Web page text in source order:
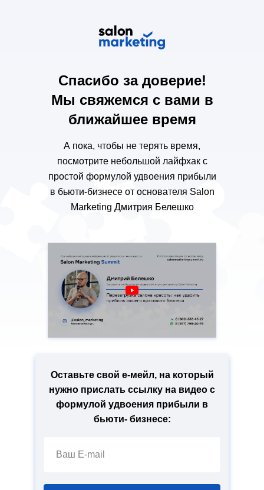
Спасибо за доверие!
Мы свяжемся с вами в
ближайшее время
А пока, чтобы не терять время,
посмотрите небольшой лайфхак с
простой формулой удвоения прибыли
в бьюти-бизнесе от основателя Salon
Marketing Дмитрия Белешко
Оставьте свой е-мейл, на который
нужно прислать ссылку на видео с
формулой удвоения прибыли в
бьюти- бизнесе: